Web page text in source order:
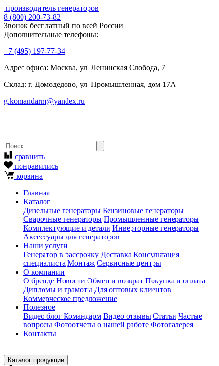
производитель генераторов
8 (800) 200-73-82
Звонок бесплатный по всей России
Дополнительные телефоны:
+7 (495) 197-77-34
Адрес офиса: Москва, ул. Ленинская Слобода, 7
Склад: г. Домодедово, ул. Промышленная, дом 17А
g.komandarm@yandex.ru
сравнить
понравились
корзина
Главная
Каталог
Дизельные генераторы Бензиновые генераторы
Сварочные генераторы Промышленные генераторы
Комплектующие и детали Инверторные генераторы
Аксессуары для генераторов
Наши услуги
Генератор в рассрочку Доставка Консультация
специалиста Монтаж Сервисные центры
О компании
О бренде Новости Обмен и возврат Покупка и оплата
Дипломы и грамоты Для оптовых клиентов
Коммерческое предложение
Полезное
Видео блог Командарм Видео отзывы Статьи Частые
вопросы Фотоотчеты о нашей работе Фотогалерея
Контакты
Каталог продукции